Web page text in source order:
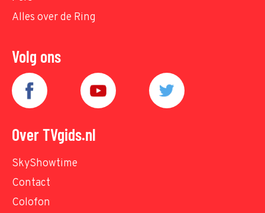
Alles over de Ring
Volg ons
Over TVgids.nl
SkyShowtime
Contact
Colofon